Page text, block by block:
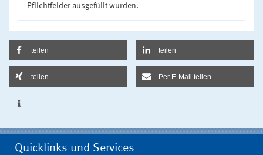
Pflichtfelder ausgefüllt wurden.
teilen teilen
teilen Per E-Mail teilen
Quicklinks und Services